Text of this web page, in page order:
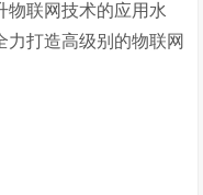
物联网技术的应用水
打造高级别的物联网